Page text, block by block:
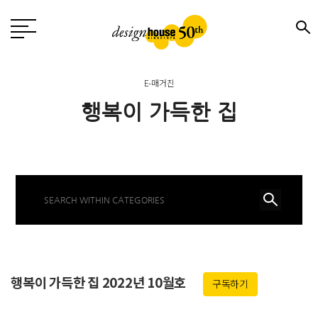
E-매거진
행복이 가득한 집
행복이 가득한 집 2022년 10월호 구독하기